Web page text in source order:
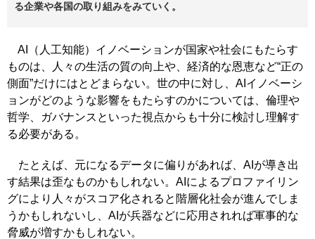
る企業や各国の取り組みをみていく。
AI（人工知能）イノベーションが国家や社会にもたらす
ものは、人々の生活の質の向上や、経済的な恩恵など“正の
側面”だけにはとどまらない。世の中に対し、AIイノベーシ
ョンがどのような影響をもたらすのかについては、倫理や
哲学、ガバナンスといった視点からも十分に検討し理解す
る必要がある。
たとえば、元になるデータに偏りがあれば、AIが導き出
す結果は歪なものかもしれない。AIによるプロファイリン
グにより人々がスコア化されると階層化社会が進んでしま
うかもしれないし、AIが兵器などに応用されれば軍事的な
脅威が増すかもしれない。